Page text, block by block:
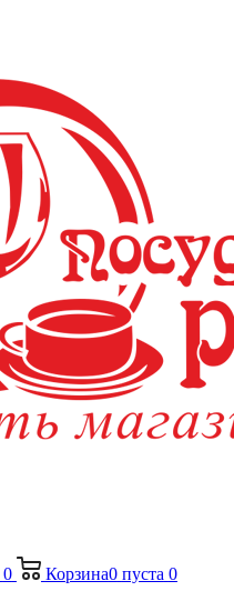
0 Корзина0 пуста 0